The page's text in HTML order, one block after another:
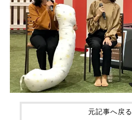
元記事へ戻る